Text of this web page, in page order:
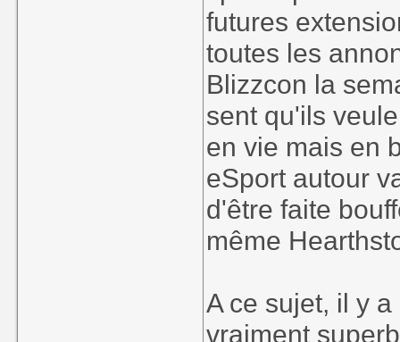
futures
toutes les
Blizzcon la
sent qu'ils
en vie mais en
eSport autour
d'être faite
même
A ce sujet, il y
vraiment